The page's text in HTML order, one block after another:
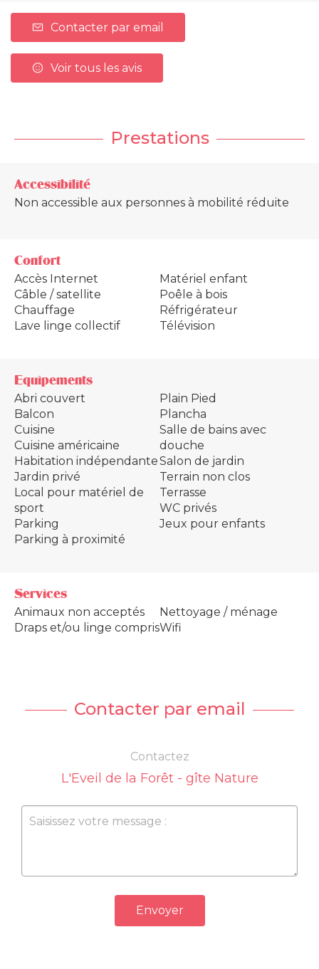
Contacter par email
Voir tous les avis
Prestations
Accessibilité
Non accessible aux personnes à mobilité réduite
Confort
Accès Internet
Câble / satellite
Chauffage
Lave linge collectif
Matériel enfant
Poêle à bois
Réfrigérateur
Télévision
Equipements
Abri couvert
Balcon
Cuisine
Cuisine américaine
Habitation indépendante
Jardin privé
Local pour matériel de
sport
Parking
Parking à proximité
Plain Pied
Plancha
Salle de bains avec
douche
Salon de jardin
Terrain non clos
Terrasse
WC privés
Jeux pour enfants
Services
Animaux non acceptés
Draps et/ou linge compris
Nettoyage / ménage
Wifi
Contacter par email
Contactez
L'Eveil de la Forêt - gîte Nature
Envoyer